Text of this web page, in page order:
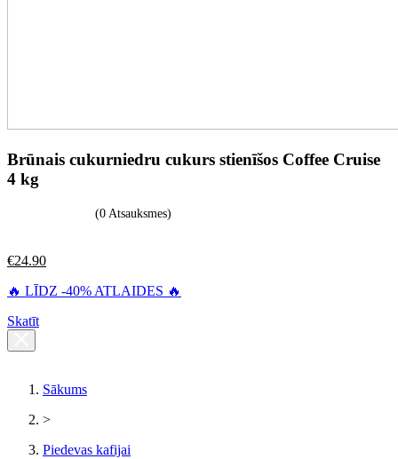
Brūnais cukurniedru cukurs stienīšos Coffee Cruise
4 kg
(0 Atsauksmes)
€24.90
🔥 LĪDZ -40% ATLAIDES 🔥
Skatīt
Sākums
>
Piedevas kafijai